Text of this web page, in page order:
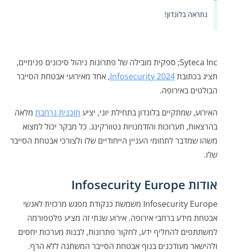
Syteca Inc; ספקית מובילה של פתרונות ניהול סיכונים פנימיים,
תציג בכתובתInfosecurity 2024, אחד מאירועי אבטחת הסייבר
הבולטים באירופה.
האירוע, שמתקיים בלונדון בתחילת יוני, יציע תוכנית נרחבת מלאה
בהרצאות, תערוכות והזדמנויות נטוורקינג. כל מבקר יכול למצוא
משהו שמדבר לתחומי העניין הייחודיים שלו ולצורכי אבטחת הסייבר
שלו.
אודות Infosecurity Europe
Infosecurity Europe משמשת כנקודת מפגש מרכזית לאנשי
אבטחת מידע ברחבי אירופה. אירוע שנתי זה מציע פלטפורמה
למשתתפים להחליף ידע, לחקור פתרונות, לבנות מערכות יחסים
ולהישאר מעודכנים בנוף אבטחת הסייבר המשתנה ללא הרף.
נתראה בלונדון!